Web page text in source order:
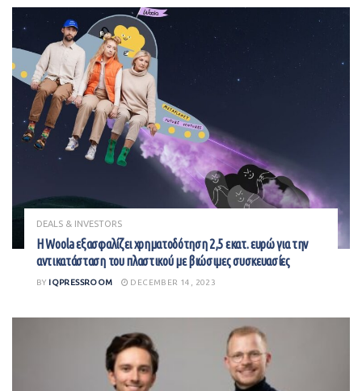
DEALS & INVESTORS
Η Woola εξασφαλίζει χρηματοδότηση 2,5 εκατ. ευρώ για την
αντικατάσταση του πλαστικού με βιώσιμες συσκευασίες
BY IQPRESSROOM DECEMBER 14, 2023